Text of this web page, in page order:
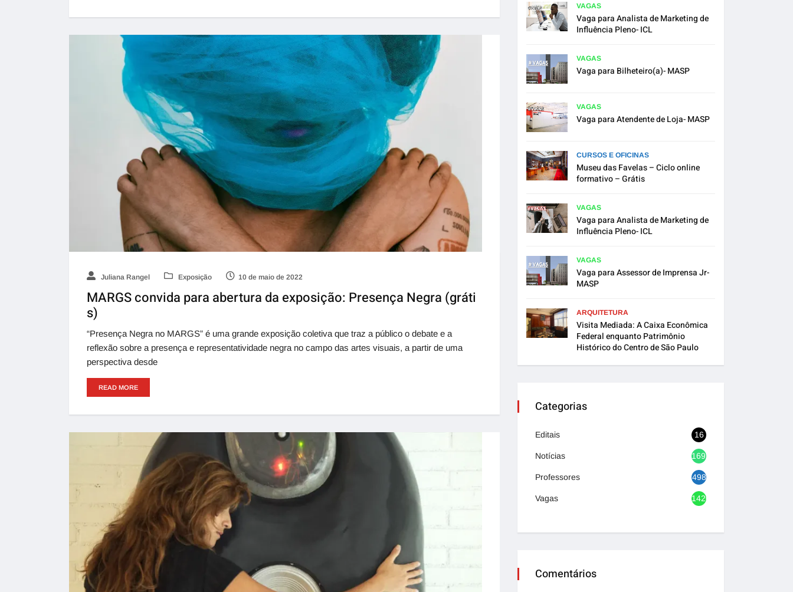
Juliana Rangel Exposição 10 de maio de 2022
MARGS convida para abertura da exposição: Presença Negra (gráti
s)
“Presença Negra no MARGS” é uma grande exposição coletiva que traz a público o debate e a
reflexão sobre a presença e representatividade negra no campo das artes visuais, a partir de uma
perspectiva desde
READ MORE
VAGAS
Vaga para Analista de Marketing de
Influência Pleno- ICL
VAGAS
Vaga para Bilheteiro(a)- MASP
VAGAS
Vaga para Atendente de Loja- MASP
CURSOS E OFICINAS
Museu das Favelas – Ciclo online
formativo – Grátis
VAGAS
Vaga para Analista de Marketing de
Influência Pleno- ICL
VAGAS
Vaga para Assessor de Imprensa Jr-
MASP
ARQUITETURA
Visita Mediada: A Caixa Econômica
Federal enquanto Patrimônio
Histórico do Centro de São Paulo
Categorias
Editais 16
Notícias 1692
Professores 498
Vagas 1420
Comentários